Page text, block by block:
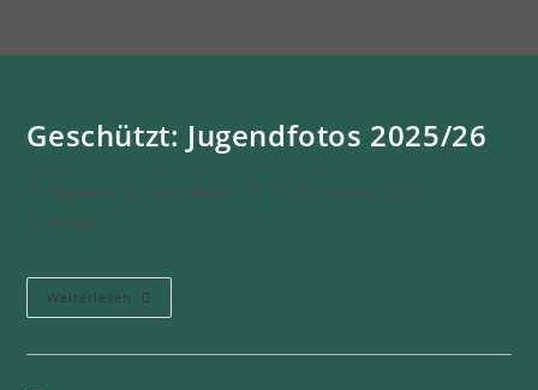
Geschützt: Jugendfotos 2025/26
Hagener SV - Handball
17. Dezember 2025
Presse
Weiterlesen